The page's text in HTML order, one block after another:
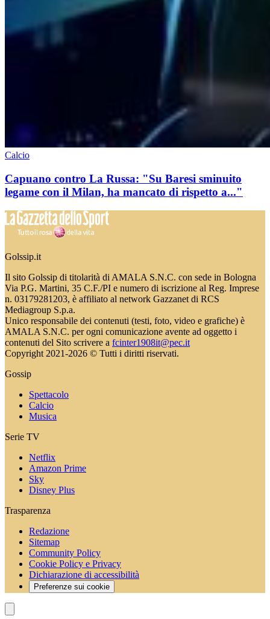
Calcio
Capuano contro La Russa: "Su Baresi sminuito
legame con il Milan, ha mancato di rispetto a..."
Golssip.it
Il sito Golssip di titolarità di AMALA S.N.C. con sede in Bologna
Via P.G. Martini, 35 C.F./PI e numero di iscrizione al Reg. Imprese
n. 03179281203, è affiliato al network Gazzanet di RCS
Mediagroup S.p.a.
Unico responsabile dei contenuti (testi, foto, video e grafiche) è
AMALA S.N.C. per ogni comunicazione avente ad oggetto i
contenuti del Sito scrivere a fcinter1908it@pec.it
Copyright 2021-2026 © Tutti i diritti riservati.
Gossip
Spettacolo
Calcio
Musica
Serie TV
Netflix
Amazon Prime
Sky
Disney Plus
Trasparenza
Redazione
Sitemap
Community Policy
Cookie Policy e Privacy
Dichiarazione di accessibilità
Preferenze sui cookie